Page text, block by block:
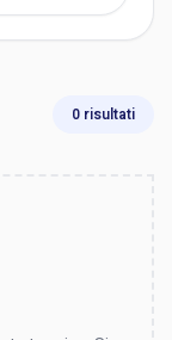
0 risultati